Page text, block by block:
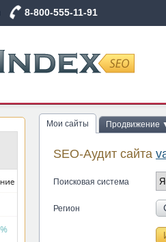
8-800-555-11-91
Мои сайты Продвижение
SEO-Аудит сайта
Поисковая система
Регион